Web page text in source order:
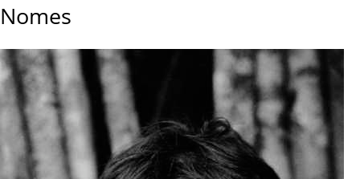
Nomes